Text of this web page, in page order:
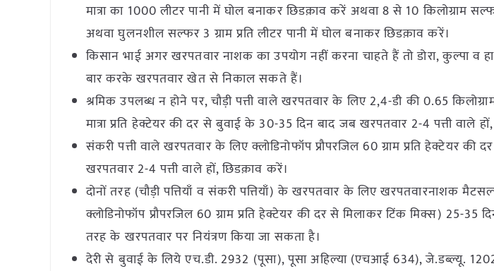
मात्रा का 1000 लीटर पानी में घोल बनाकर छिडक़ाव करें अथवा 8 से 10 किलोग्राम
अथवा घुलनशील सल्फर 3 ग्राम प्रति लीटर पानी में घोल बनाकर छिडक़ाव करें।
किसान भाई अगर खरपतवार नाशक का उपयोग नहीं करना चाहते हैं तो डोरा, कुल्पा व
बार करके खरपतवार खेत से निकाल सकते हैं।
श्रमिक उपलब्ध न होने पर, चौड़ी पत्ती वाले खरपतवार के लिए 2,4-डी की 0.65
मात्रा प्रति हेक्टेयर की दर से बुवाई के 30-35 दिन बाद जब खरपतवार 2-4 पत्ती वाले
संकरी पत्ती वाले खरपतवार के लिए क्लोडिनोफॉप प्रौपरजिल 60 ग्राम प्रति हेक्टेयर
खरपतवार 2-4 पत्ती वाले हों, छिडक़ाव करें।
दोनों तरह (चौड़ी पत्तियाँ व संकरी पत्तियाँ) के खरपतवार के लिए खरपतवारनाशक
क्लोडिनोफॉप प्रौपरजिल 60 ग्राम प्रति हेक्टेयर की दर से मिलाकर टिंक मिक्स) 25-
तरह के खरपतवार पर नियंत्रण किया जा सकता है।
देरी से बुवाई के लिये एच.डी. 2932 (पूसा), पूसा अहिल्या (एचआई 634), जे.डब्ल्यू.